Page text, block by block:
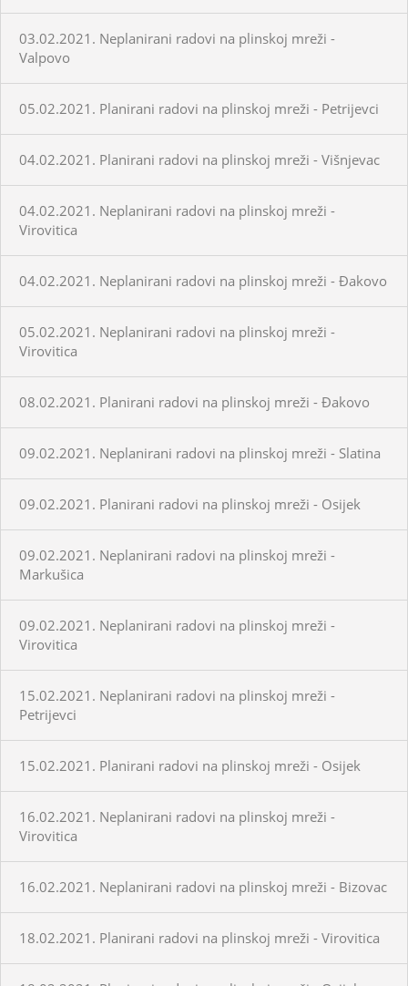
03.02.2021. Neplanirani radovi na plinskoj mreži -
Valpovo
05.02.2021. Planirani radovi na plinskoj mreži - Petrijevci
04.02.2021. Planirani radovi na plinskoj mreži - Višnjevac
04.02.2021. Neplanirani radovi na plinskoj mreži -
Virovitica
04.02.2021. Neplanirani radovi na plinskoj mreži - Đakovo
05.02.2021. Neplanirani radovi na plinskoj mreži -
Virovitica
08.02.2021. Planirani radovi na plinskoj mreži - Đakovo
09.02.2021. Neplanirani radovi na plinskoj mreži - Slatina
09.02.2021. Planirani radovi na plinskoj mreži - Osijek
09.02.2021. Neplanirani radovi na plinskoj mreži -
Markušica
09.02.2021. Neplanirani radovi na plinskoj mreži -
Virovitica
15.02.2021. Neplanirani radovi na plinskoj mreži -
Petrijevci
15.02.2021. Planirani radovi na plinskoj mreži - Osijek
16.02.2021. Neplanirani radovi na plinskoj mreži -
Virovitica
16.02.2021. Neplanirani radovi na plinskoj mreži - Bizovac
18.02.2021. Planirani radovi na plinskoj mreži - Virovitica